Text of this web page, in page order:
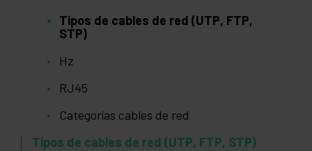
Tipos de cables de red (UTP, FTP,
STP)
Hz
RJ45
Categorías cables de red
Tipos de cables de red (UTP, FTP, STP)